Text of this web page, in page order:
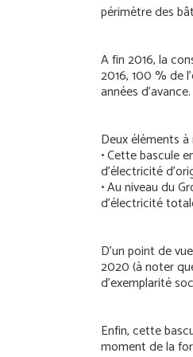
périmètre des
A fin 2016, la
2016, 100 % de
années d’avance.
Deux éléments
• Cette bascule
d’électricité
• Au niveau du
d’électricité
D’un point de
2020 (à noter
d’exemplarité
Enfin, cette
moment de la